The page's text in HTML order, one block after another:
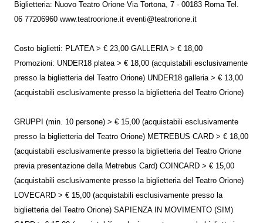
Biglietteria: Nuovo Teatro Orione Via Tortona, 7 - 00183 Roma Tel.
06 77206960 www.teatroorione.it eventi@teatrorione.it
Costo biglietti: PLATEA > € 23,00 GALLERIA > € 18,00
Promozioni: UNDER18 platea > € 18,00 (acquistabili esclusivamente
presso la biglietteria del Teatro Orione) UNDER18 galleria > € 13,00
(acquistabili esclusivamente presso la biglietteria del Teatro Orione)
GRUPPI (min. 10 persone) > € 15,00 (acquistabili esclusivamente
presso la biglietteria del Teatro Orione) METREBUS CARD > € 18,00
(acquistabili esclusivamente presso la biglietteria del Teatro Orione
previa presentazione della Metrebus Card) COINCARD > € 15,00
(acquistabili esclusivamente presso la biglietteria del Teatro Orione)
LOVECARD > € 15,00 (acquistabili esclusivamente presso la
biglietteria del Teatro Orione) SAPIENZA IN MOVIMENTO (SIM)